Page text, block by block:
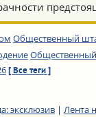
Общественный
[ Все теги ]
эксклюзив| Лента